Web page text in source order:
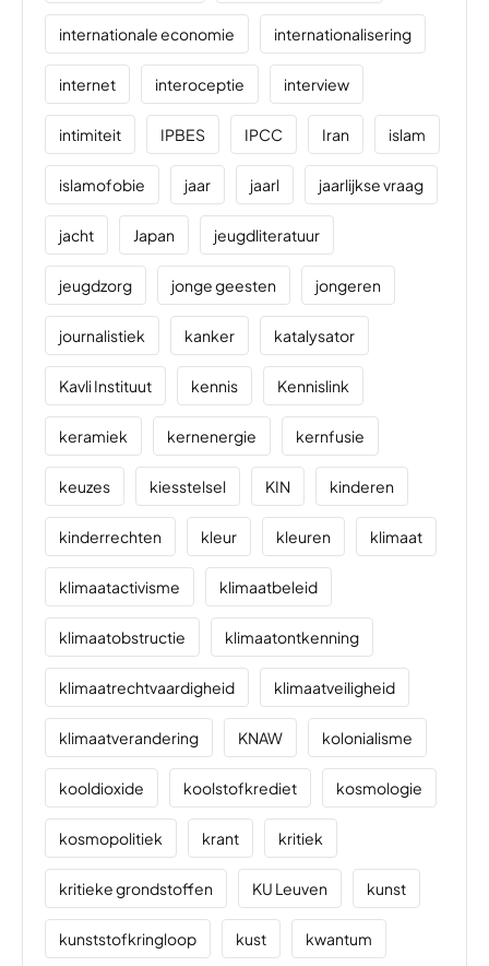
internationale economie internationalisering
internet interoceptie interview
intimiteit IPBES IPCC Iran islam
islamofobie jaar jaarl jaarlijkse vraag
jacht Japan jeugdliteratuur
jeugdzorg jonge geesten jongeren
journalistiek kanker katalysator
Kavli Instituut kennis Kennislink
keramiek kernenergie kernfusie
keuzes kiesstelsel KIN kinderen
kinderrechten kleur kleuren klimaat
klimaatactivisme klimaatbeleid
klimaatobstructie klimaatontkenning
klimaatrechtvaardigheid klimaatveiligheid
klimaatverandering KNAW kolonialisme
kooldioxide koolstofkrediet kosmologie
kosmopolitiek krant kritiek
kritieke grondstoffen KU Leuven kunst
kunststofkringloop kust kwantum